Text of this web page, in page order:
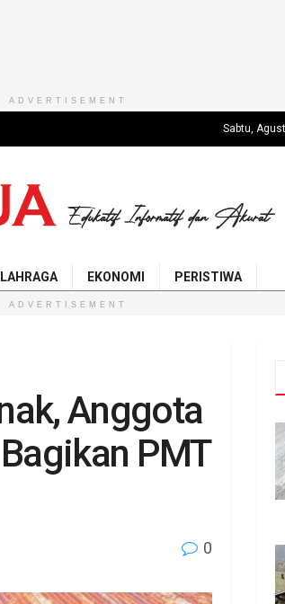
ADVERTISEMENT
Sabtu,
EKONOMI PERISTIWA
ADVERTISEMENT
Anggota
PMT
0